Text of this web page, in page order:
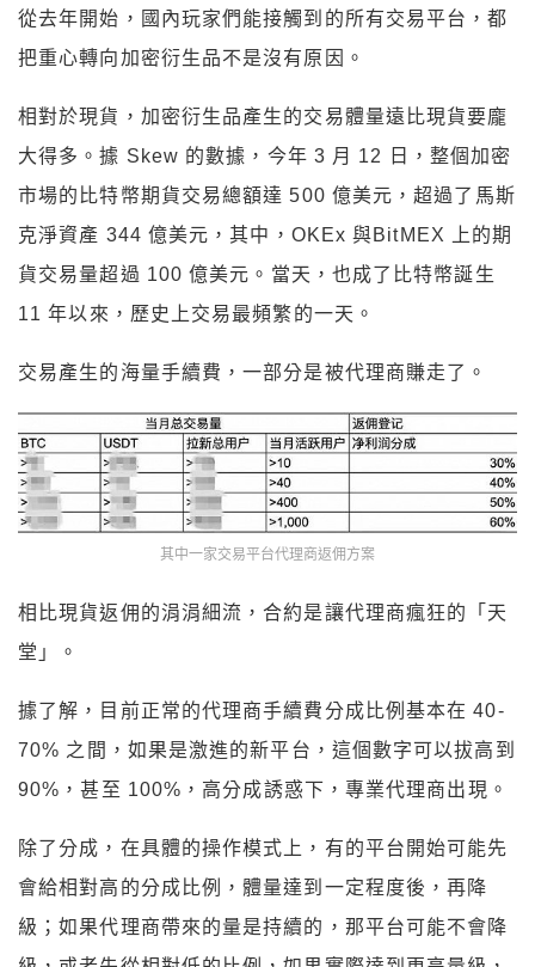
從去年開始，國內玩家們能接觸到的所有交易平台，都
把重心轉向加密衍生品不是沒有原因。
相對於現貨，加密衍生品產生的交易體量遠比現貨要龐
大得多。據 Skew 的數據，今年 3 月 12 日，整個加密
市場的比特幣期貨交易總額達 500 億美元，超過了馬斯
克淨資產 344 億美元，其中，OKEx 與BitMEX 上的期
貨交易量超過 100 億美元。當天，也成了比特幣誕生
11 年以來，歷史上交易最頻繁的一天。
交易產生的海量手續費，一部分是被代理商賺走了。
其中一家交易平台代理商返佣方案
相比現貨返佣的涓涓細流，合約是讓代理商瘋狂的「天
堂」。
據了解，目前正常的代理商手續費分成比例基本在 40-
70% 之間，如果是激進的新平台，這個數字可以拔高到
90%，甚至 100%，高分成誘惑下，專業代理商出現。
除了分成，在具體的操作模式上，有的平台開始可能先
會給相對高的分成比例，體量達到一定程度後，再降
級；如果代理商帶來的量是持續的，那平台可能不會降